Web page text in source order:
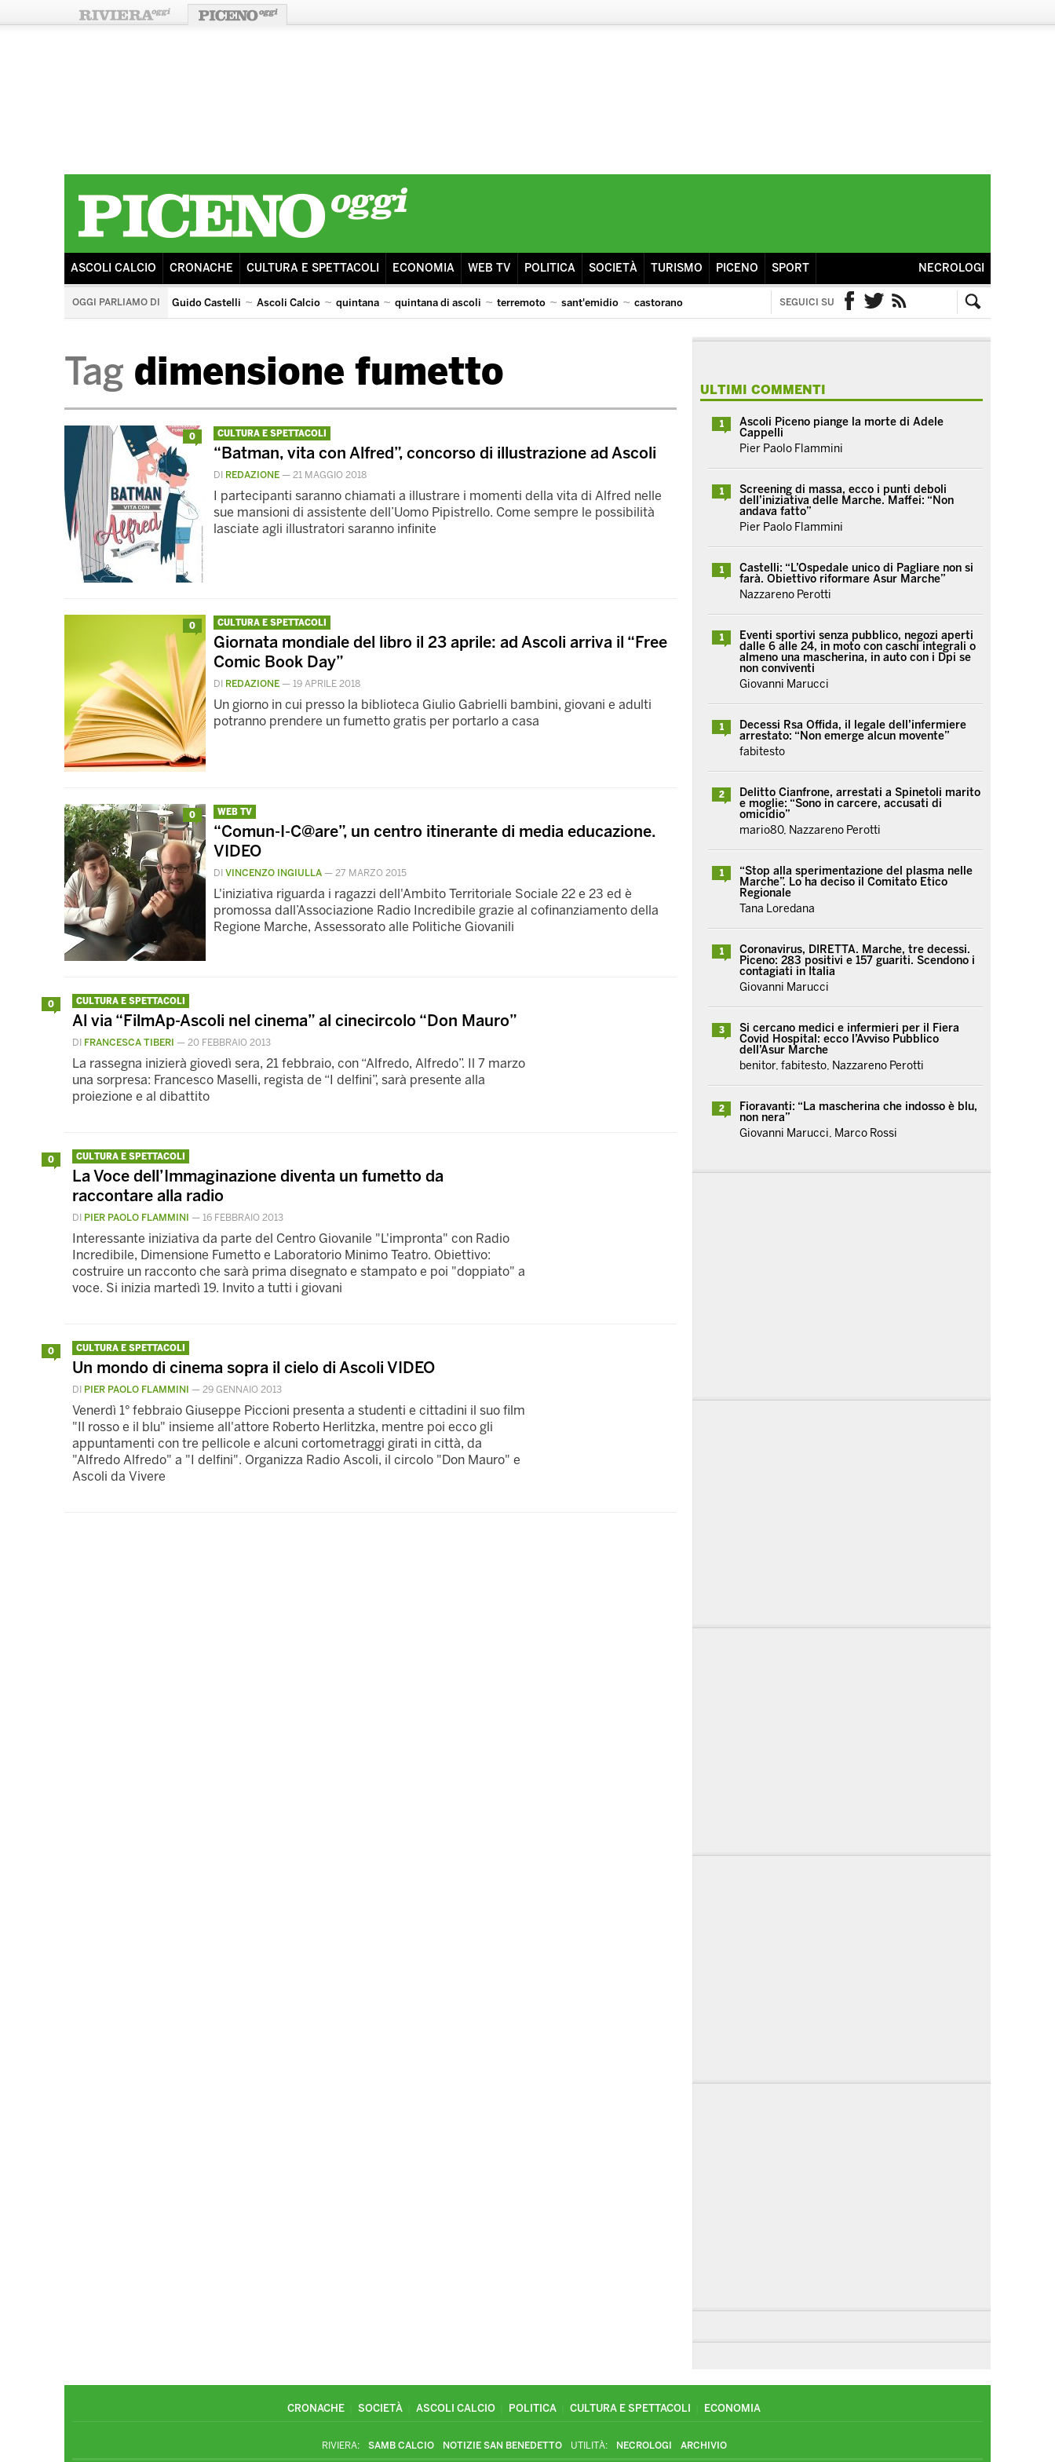
ASCOLI CALCIO CRONACHE CULTURA E SPETTACOLI ECONOMIA WEB TV POLITICA SOCIETÀ TURISMO PICENO SPORT NECROLOGI
OGGI PARLIAMO DI Guido Castelli Ascoli Calcio quintana quintana di ascoli terremoto sant'emidio castorano SEGUICI SU
Tag dimensione fumetto
0 CULTURA E SPETTACOLI
“Batman, vita con Alfred”, concorso di illustrazione ad Ascoli
DI REDAZIONE — 21 MAGGIO 2018
I partecipanti saranno chiamati a illustrare i momenti della vita di Alfred nelle
sue mansioni di assistente dell’Uomo Pipistrello. Come sempre le possibilità
lasciate agli illustratori saranno infinite
0 CULTURA E SPETTACOLI
Giornata mondiale del libro il 23 aprile: ad Ascoli arriva il “Free
Comic Book Day”
DI REDAZIONE — 19 APRILE 2018
Un giorno in cui presso la biblioteca Giulio Gabrielli bambini, giovani e adulti
potranno prendere un fumetto gratis per portarlo a casa
0 WEB TV
“Comun-I-C@are”, un centro itinerante di media educazione.
VIDEO
DI VINCENZO INGIULLA — 27 MARZO 2015
L'iniziativa riguarda i ragazzi dell'Ambito Territoriale Sociale 22 e 23 ed è
promossa dall’Associazione Radio Incredibile grazie al cofinanziamento della
Regione Marche, Assessorato alle Politiche Giovanili
0 CULTURA E SPETTACOLI
Al via “FilmAp-Ascoli nel cinema” al cinecircolo “Don Mauro”
DI FRANCESCA TIBERI — 20 FEBBRAIO 2013
La rassegna inizierà giovedì sera, 21 febbraio, con “Alfredo, Alfredo”. Il 7 marzo
una sorpresa: Francesco Maselli, regista de “I delfini”, sarà presente alla
proiezione e al dibattito
0 CULTURA E SPETTACOLI
La Voce dell’Immaginazione diventa un fumetto da
raccontare alla radio
DI PIER PAOLO FLAMMINI — 16 FEBBRAIO 2013
Interessante iniziativa da parte del Centro Giovanile "L'impronta" con Radio
Incredibile, Dimensione Fumetto e Laboratorio Minimo Teatro. Obiettivo:
costruire un racconto che sarà prima disegnato e stampato e poi "doppiato" a
voce. Si inizia martedì 19. Invito a tutti i giovani
0 CULTURA E SPETTACOLI
Un mondo di cinema sopra il cielo di Ascoli VIDEO
DI PIER PAOLO FLAMMINI — 29 GENNAIO 2013
Venerdì 1° febbraio Giuseppe Piccioni presenta a studenti e cittadini il suo film
"Il rosso e il blu" insieme all'attore Roberto Herlitzka, mentre poi ecco gli
appuntamenti con tre pellicole e alcuni cortometraggi girati in città, da
"Alfredo Alfredo" a "I delfini". Organizza Radio Ascoli, il circolo "Don Mauro" e
Ascoli da Vivere
ULTIMI COMMENTI
1
Ascoli Piceno piange la morte di Adele
Cappelli
Pier Paolo Flammini
1
Screening di massa, ecco i punti deboli
dell’iniziativa delle Marche. Maffei: “Non
andava fatto”
Pier Paolo Flammini
1
Castelli: “L’Ospedale unico di Pagliare non si
farà. Obiettivo riformare Asur Marche”
Nazzareno Perotti
1
Eventi sportivi senza pubblico, negozi aperti
dalle 6 alle 24, in moto con caschi integrali o
almeno una mascherina, in auto con i Dpi se
non conviventi
Giovanni Marucci
1
Decessi Rsa Offida, il legale dell’infermiere
arrestato: “Non emerge alcun movente”
fabitesto
2
Delitto Cianfrone, arrestati a Spinetoli marito
e moglie: “Sono in carcere, accusati di
omicidio”
mario80, Nazzareno Perotti
1
“Stop alla sperimentazione del plasma nelle
Marche”. Lo ha deciso il Comitato Etico
Regionale
Tana Loredana
1
Coronavirus, DIRETTA. Marche, tre decessi.
Piceno: 283 positivi e 157 guariti. Scendono i
contagiati in Italia
Giovanni Marucci
3
Si cercano medici e infermieri per il Fiera
Covid Hospital: ecco l’Avviso Pubblico
dell’Asur Marche
benitor, fabitesto, Nazzareno Perotti
2
Fioravanti: “La mascherina che indosso è blu,
non nera”
Giovanni Marucci, Marco Rossi
CRONACHE SOCIETÀ ASCOLI CALCIO POLITICA CULTURA E SPETTACOLI ECONOMIA
RIVIERA: SAMB CALCIO NOTIZIE SAN BENEDETTO UTILITÀ: NECROLOGI ARCHIVIO